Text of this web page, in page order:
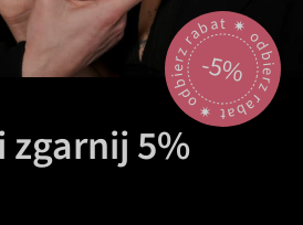
odbierz rabat 🟎 odbierz rabat 🟎
-5%
zgarnij 5%